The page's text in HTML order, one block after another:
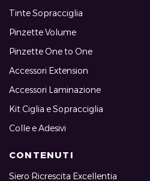
Tinte Sopracciglia
Pinzette Volume
Pinzette One to One
Accessori Extension
Accessori Laminazione
Kit Ciglia e Sopracciglia
Colle e Adesivi
CONTENUTI
Siero Ricrescita Excellentia